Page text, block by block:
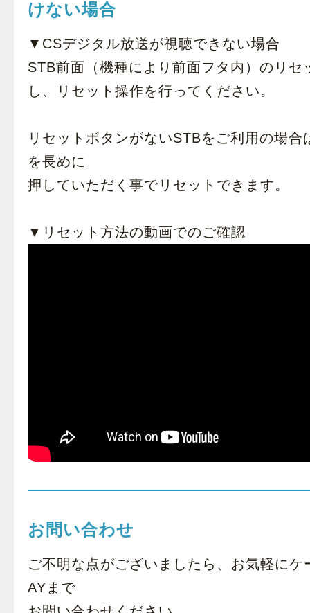
けない場合
▼CSデジタル放送が視聴できない場合
STB前面（機種により前面フタ内）のリセ
し、リセット操作を行ってください。
リセットボタンがないSTBをご利用の場合
を長めに
押していただく事でリセットできます。
▼リセット方法の動画でのご確認
お問い合わせ
ご不明な点がございましたら、お気軽にケ
AYまで